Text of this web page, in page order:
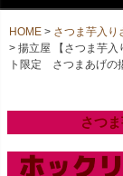
HOME
さつま芋入り
揚立屋 【さつま芋
ト限定 さつまあげの
さつ